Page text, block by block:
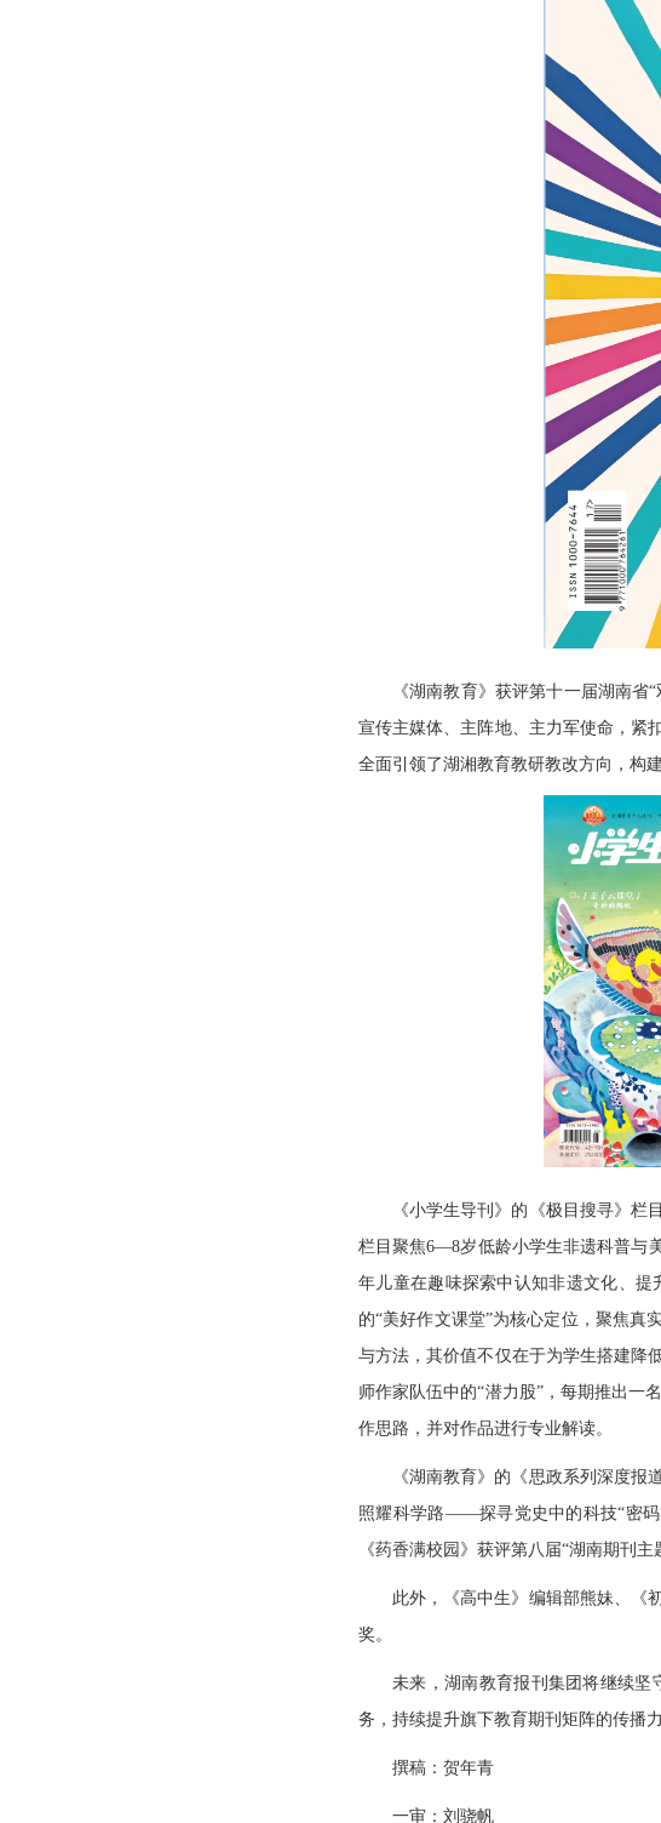
《湖南教育》获评第十一届湖南
宣传主媒体、主阵地、主力军使命，紧
全面引领了湖湘教育教研教改方向，构
《小学生导刊》的《极目搜寻》
栏目聚焦6—8岁低龄小学生非遗科普与
年儿童在趣味探索中认知非遗文化、提
的“美好作文课堂”为核心定位，聚焦真
与方法，其价值不仅在于为学生搭建降
师作家队伍中的“潜力股”，每期推出一
作思路，并对作品进行专业解读。
《湖南教育》的《思政系列深度报
照耀科学路——探寻党史中的科技“密码
《药香满校园》获评第八届“湖南期刊主
此外，《高中生》编辑部熊妹、《
奖。
未来，湖南教育报刊集团将继续坚
务，持续提升旗下教育期刊矩阵的传播
撰稿：贺年青
一审：刘骁帆